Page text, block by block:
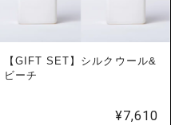
【GIFT SET】シルクウール&
ビーチ
¥7,610